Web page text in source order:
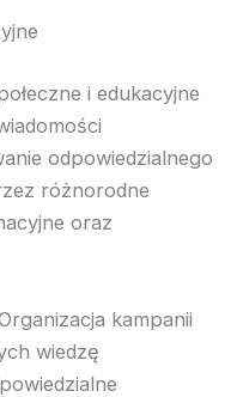
i edukacyjne
odpowiedzialnego
różnorodne
oraz
kampanii
wiedzę